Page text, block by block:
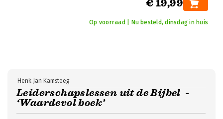
€ 19,99
Op voorraad | Nu besteld, dinsdag in huis
Leiderschapslessen uit de Bijbel -
‘Waardevol boek’
Henk Jan Kamsteeg